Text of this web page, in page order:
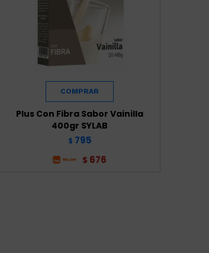
Plus Con Fibra Sabor Vainilla
400gr SYLAB
$ 795
$ 676